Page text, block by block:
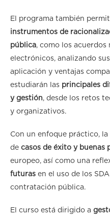
El programa también
instrumentos de
pública, como los acuerdos
electrónicos, analizando
aplicación y ventajas
estudiarán las principales
y gestión, desde los retos
y organizativos.
Con un enfoque práctico,
de casos de éxito y buenas
europeo, así como una
futuras en el uso de los
contratación pública.
El curso está dirigido a